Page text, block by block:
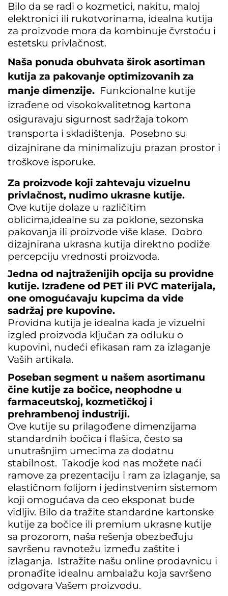
Bilo da se radi o kozmetici, nakitu, maloj
elektronici ili rukotvorinama, idealna kutija
za proizvode mora da kombinuje čvrstoću i
estetsku privlačnost.
Naša ponuda obuhvata širok asortiman
kutija za pakovanje optimizovanih za
manje dimenzije. Funkcionalne kutije
izrađene od visokokvalitetnog kartona
osiguravaju sigurnost sadržaja tokom
transporta i skladištenja. Posebno su
dizajnirane da minimalizuju prazan prostor i
troškove isporuke.
Za proizvode koji zahtevaju vizuelnu
Ove kutije dolaze u različitim
oblicima,idealne su za poklone, sezonska
pakovanja ili proizvode više klase. Dobro
dizajnirana ukrasna kutija direktno podiže
percepciju vrednosti proizvoda.
Jedna od najtraženijih opcija su providne
kutije. Izrađene od PET ili PVC materijala,
one omogućavaju kupcima da vide
Providna kutija je idealna kada je vizuelni
izgled proizvoda ključan za odluku o
kupovini, nudeći efikasan ram za izlaganje
Vaših artikala.
Poseban segment u našem asortimanu
čine kutije za bočice, neophodne u
farmaceutskoj, kozmetičkoj i
Ove kutije su prilagođene dimenzijama
standardnih bočica i flašica, često sa
unutrašnjim umecima za dodatnu
stabilnost. Takodje kod nas možete naći
ramove za prezentaciju i ram za izlaganje, sa
elastičnom folijom i jedinstvenim sistemom
koji omogućava da ceo eksponat bude
vidljiv. Bilo da tražite standardne kartonske
kutije za bočice ili premium ukrasne kutije
sa prozorom, naša rešenja obezbeđuju
savršenu ravnotežu između zaštite i
izlaganja. Istražite našu online prodavnicu i
pronađite idealnu ambalažu koja savršeno
odgovara Vašem proizvodu.